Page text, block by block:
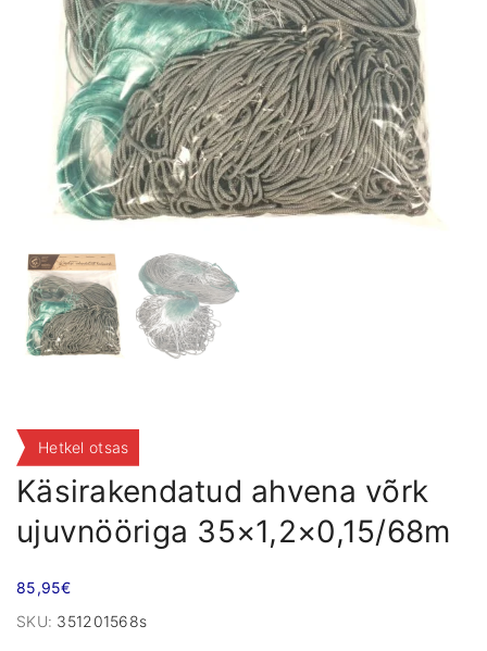
Hetkel otsas
Käsirakendatud ahvena võrk
ujuvnööriga 35×1,2×0,15/68m
85,95€
SKU: 351201568s